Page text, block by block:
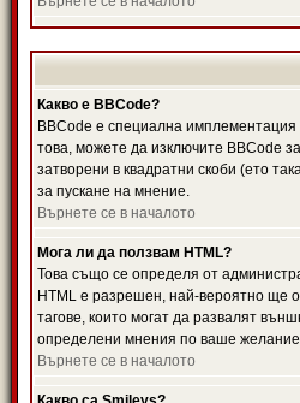
Какво е BBCode?
BBCode е специална
това, можете да изключите BBCode
затворени в квадратни скоби (ето
за пускане на мнение.
Върнете се в началото
Мога ли да ползвам HTML?
Това също се определя от
HTML е разрешен, най-вероятно ще
тагове, които могат да развалят
определени мнения по ваше
Върнете се в началото